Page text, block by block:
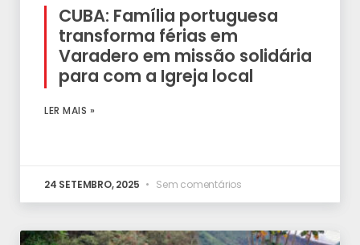
CUBA: Família portuguesa
transforma férias em
Varadero em missão solidária
para com a Igreja local
LER MAIS »
24 SETEMBRO, 2025 Sem comentários